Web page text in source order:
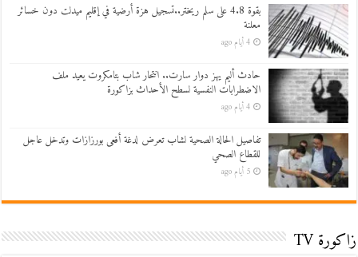
بقوة 4.8 على سلم ريختر..تسجيل هزة أرضية في إقليم ميدلت دون خسائر
معلنة
4 أيام ago
حادث أليم يهز دوار سارت.. انتحار شاب بتامكروت يعيد ملف
الاضطرابات النفسية لسطح الأحداث بزاكورة
4 أيام ago
تفاصيل الحالة الصحية لشاب تعرض لدغة أفعى بورزازات وتدخل عاجل
للقطاع الصحي
5 أيام ago
زاكورة TV